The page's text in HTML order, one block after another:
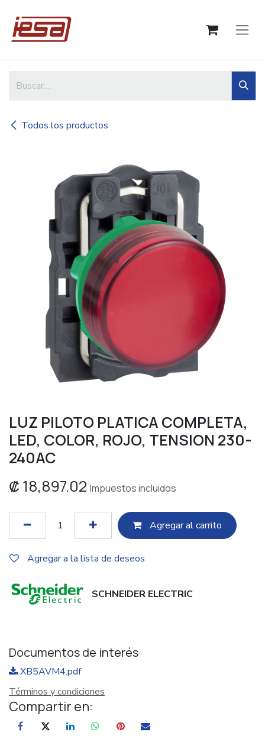
Todos los productos
LUZ PILOTO PLATICA COMPLETA,
LED, COLOR, ROJO, TENSION 230-
240AC
₡ 18,897.02 Impuestos incluidos
Agregar al c​​arrito
Agregar a la lista de deseos
SCHNEIDER ELECTRIC
Documentos de interés
XB5AVM4.pdf
Términos y condiciones
Compartir en: